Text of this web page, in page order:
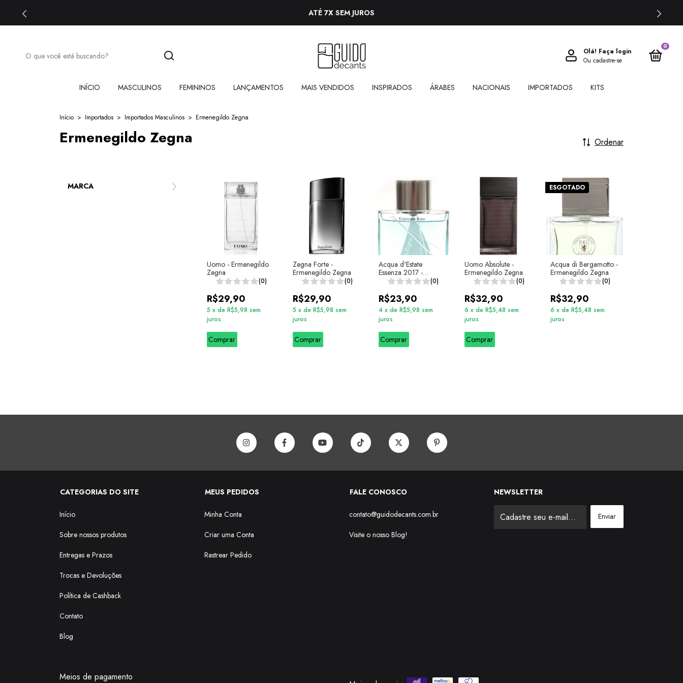
ATÉ 7X SEM JUROS
Olá! Faça login
Ou cadastre-se
0
INÍCIO MASCULINOS FEMININOS LANÇAMENTOS MAIS VENDIDOS INSPIRADOS ÁRABES NACIONAIS IMPORTADOS KITS
Início > Importados > Importados Masculinos > Ermenegildo Zegna
Ermenegildo Zegna Ordenar
MARCA
Uomo - Ermenegildo
Zegna
(0)
R$29,90
5 x de R$5,98 sem
juros
Comprar
Zegna Forte -
Ermenegildo Zegna
(0)
R$29,90
5 x de R$5,98 sem
juros
Comprar
Acqua d'Estate
Essenza 2017 -
Ermenegildo Zegna
(0)
R$23,90
4 x de R$5,98 sem
juros
Comprar
Uomo Absolute -
Ermenegildo Zegna
(0)
R$32,90
6 x de R$5,48 sem
juros
Comprar
ESGOTADO
Acqua di Bergamotto -
Ermenegildo Zegna
(0)
R$32,90
6 x de R$5,48 sem
juros
CATEGORIAS DO SITE
Início
Sobre nossos produtos
Entregas e Prazos
Trocas e Devoluções
Política de Cashback
Contato
Blog
MEUS PEDIDOS
Minha Conta
Criar uma Conta
Rastrear Pedido
FALE CONOSCO
contato@guidodecants.com.br
Visite o nosso Blog!
NEWSLETTER
Meios de pagamento